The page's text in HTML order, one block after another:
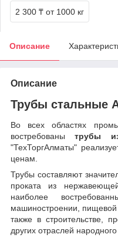
2 300 ₸ от 1000 кг
Описание
Описание
Трубы стальные
Во всех областях
востребованытрубы
"ТехТоргАлматы"
ценам.
Трубы составляют
проката из
наиболее
машиностроении,
также в строительстве,
других отраслей народного